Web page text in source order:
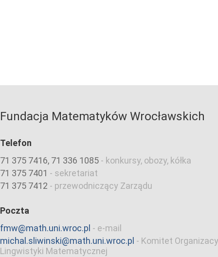
Fundacja Matematyków Wrocławskich
Telefon
71 375 7416, 71 336 1085 - konkursy, obozy, kółka
71 375 7401 - sekretariat
71 375 7412 - przewodniczący Zarządu
Poczta
fmw@math.uni.wroc.pl - e-mail
michal.sliwinski@math.uni.wroc.pl - Komitet
Lingwistyki Matematycznej